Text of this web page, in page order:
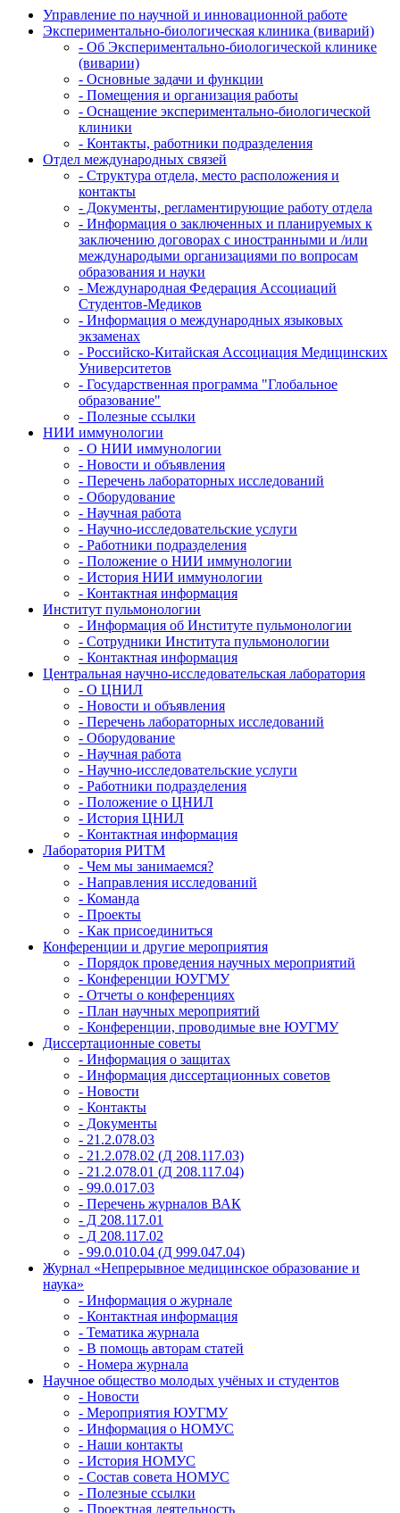
Управление по научной и инновационной работе
Экспериментально-биологическая клиника (виварий)
- Об Экспериментально-биологической клинике
(виварии)
- Основные задачи и функции
- Помещения и организация работы
- Оснащение экспериментально-биологической
клиники
- Контакты, работники подразделения
Отдел международных связей
- Структура отдела, место расположения и
контакты
- Документы, регламентирующие работу отдела
- Информация о заключенных и планируемых к
заключению договорах с иностранными и /или
международыми организациями по вопросам
образования и науки
- Международная Федерация Ассоциаций
Студентов-Медиков
- Информация о международных языковых
экзаменах
- Российско-Китайская Ассоциация Медицинских
Университетов
- Государственная программа "Глобальное
образование"
- Полезные ссылки
НИИ иммунологии
- О НИИ иммунологии
- Новости и объявления
- Перечень лабораторных исследований
- Оборудование
- Научная работа
- Научно-исследовательские услуги
- Работники подразделения
- Положение о НИИ иммунологии
- История НИИ иммунологии
- Контактная информация
Институт пульмонологии
- Информация об Институте пульмонологии
- Сотрудники Института пульмонологии
- Контактная информация
Центральная научно-исследовательская лаборатория
- О ЦНИЛ
- Новости и объявления
- Перечень лабораторных исследований
- Оборудование
- Научная работа
- Научно-исследовательские услуги
- Работники подразделения
- Положение о ЦНИЛ
- История ЦНИЛ
- Контактная информация
Лаборатория РИТМ
- Чем мы занимаемся?
- Направления исследований
- Команда
- Проекты
- Как присоединиться
Конференции и другие мероприятия
- Порядок проведения научных мероприятий
- Конференции ЮУГМУ
- Отчеты о конференциях
- План научных мероприятий
- Конференции, проводимые вне ЮУГМУ
Диссертационные советы
- Информация о защитах
- Информация диссертационных советов
- Новости
- Контакты
- Документы
- 21.2.078.03
- 21.2.078.02 (Д 208.117.03)
- 21.2.078.01 (Д 208.117.04)
- 99.0.017.03
- Перечень журналов ВАК
- Д 208.117.01
- Д 208.117.02
- 99.0.010.04 (Д 999.047.04)
Журнал «Непрерывное медицинское образование и
наука»
- Информация о журнале
- Контактная информация
- Тематика журнала
- В помощь авторам статей
- Номера журнала
Научное общество молодых учёных и студентов
- Новости
- Мероприятия ЮУГМУ
- Информация о НОМУС
- Наши контакты
- История НОМУС
- Состав совета НОМУС
- Полезные ссылки
- Проектная деятельность